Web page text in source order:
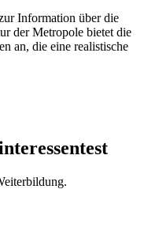
Information über die
der Metropole bietet die
an, die eine realistische